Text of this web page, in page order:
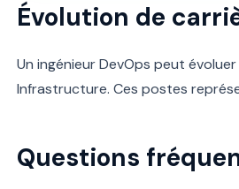
Évolution de
Un ingénieur DevOps peut
Infrastructure. Ces postes
Questions